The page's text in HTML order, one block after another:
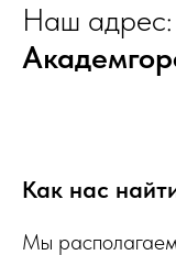
Наш адрес:
Как нас
Мы